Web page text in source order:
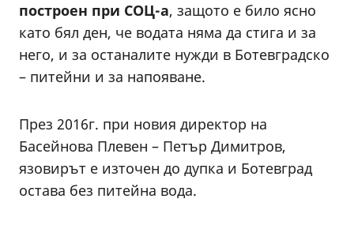
построен при СОЦ-а, защото е било ясно
като бял ден, че водата няма да стига и за
него, и за останалите нужди в Ботевградско
– питейни и за напояване.
През 2016г. при новия директор на
Басейнова Плевен – Петър Димитров,
язовирът е източен до дупка и Ботевград
остава без питейна вода.